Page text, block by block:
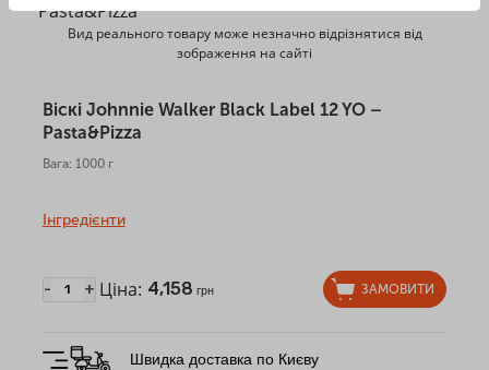
Вид реального товару може незначно відрізнятися від
зображення на сайті
Віскі Johnnie Walker Black Label 12 YO –
Pasta&Pizza
Вага: 1000 г
Інгредієнти
- + Ціна: 4,158 грн ЗАМОВИТИ
Швидка доставка по Києву